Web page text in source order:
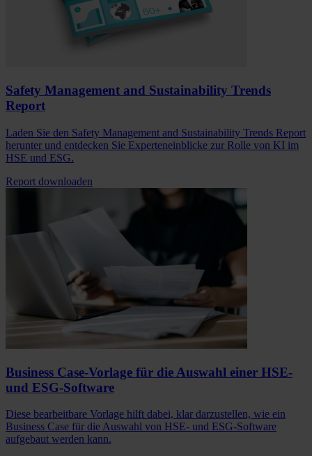
Safety Management and Sustainability Trends
Report
Laden Sie den Safety Management and Sustainability Trends Report
herunter und entdecken Sie Experteneinblicke zur Rolle von KI im
HSE und ESG.
Report downloaden
Business Case-Vorlage für die Auswahl einer HSE-
und ESG-Software
Diese bearbeitbare Vorlage hilft dabei, klar darzustellen, wie ein
Business Case für die Auswahl von HSE- und ESG-Software
aufgebaut werden kann.